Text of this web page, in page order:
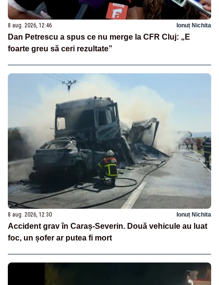
8 aug. 2026, 12:46 Ionuț Nichita
Dan Petrescu a spus ce nu merge la CFR Cluj: „E
foarte greu să ceri rezultate”
8 aug. 2026, 12:30 Ionuț Nichita
Accident grav în Caraș-Severin. Două vehicule au luat
foc, un șofer ar putea fi mort